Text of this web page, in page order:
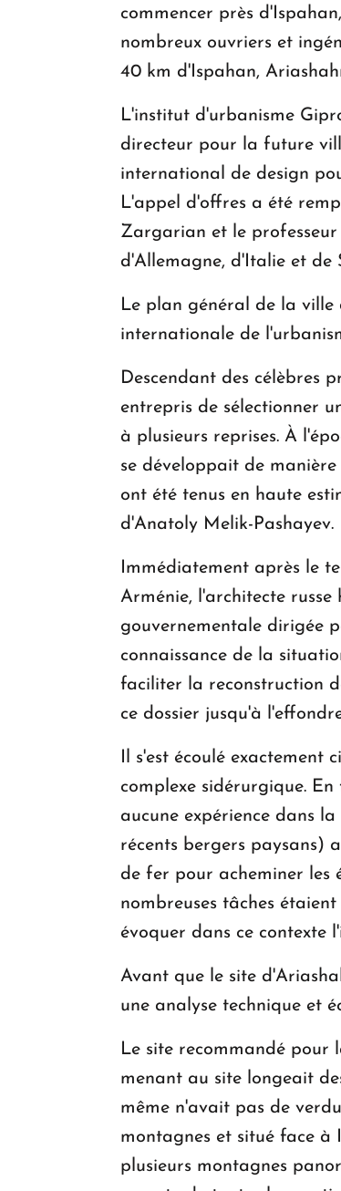
commencer près
nombreux ouvriers et
40 km d'Ispahan,
L'institut d'urbanisme
directeur pour la future
international de design
L'appel d'offres a été
Zargarian et le professeur
d'Allemagne, d'Italie et de
Le plan général de la ville
internationale de
Descendant des célèbres
entrepris de sélectionner
à plusieurs reprises. À
se développait de
ont été tenus en haute
d'Anatoly Melik-Pashayev.
Immédiatement après le
Arménie, l'architecte
gouvernementale dirigée
connaissance de la
faciliter la reconstruction
ce dossier jusqu'à
Il s'est écoulé exactement
complexe sidérurgique.
aucune expérience dans
récents bergers paysans)
de fer pour acheminer les
nombreuses tâches
évoquer dans ce contexte
Avant que le site
une analyse technique et
Le site recommandé pour
menant au site longeait
même n'avait pas de
montagnes et situé face
plusieurs montagnes